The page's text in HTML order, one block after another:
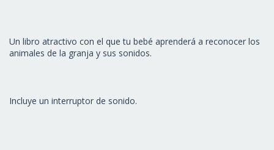
Un libro atractivo con el que tu bebé aprenderá a reconocer los
animales de la granja y sus sonidos.
Incluye un interruptor de sonido.